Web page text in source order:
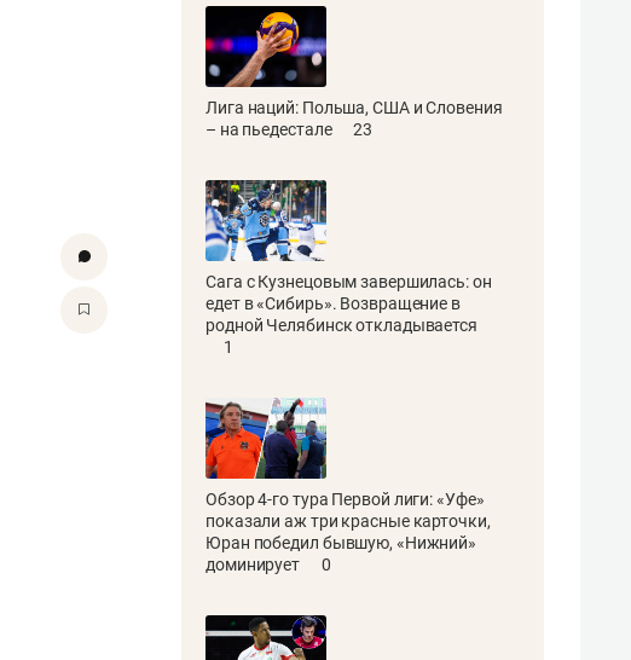
Лига наций: Польша, США и Словения
– на пьедестале
23
Сага с Кузнецовым завершилась: он
едет в «Сибирь». Возвращение в
родной Челябинск откладывается
1
Обзор 4-го тура Первой лиги: «Уфе»
показали аж три красные карточки,
Юран победил бывшую, «Нижний»
доминирует
0